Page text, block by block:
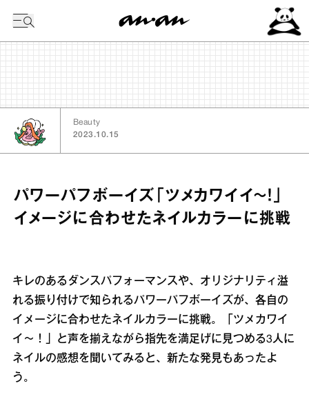
Beauty
2023.10.15
パワーパフボーイズ「ツメカワイイ～！」
イメージに合わせたネイルカラーに挑戦
キレのあるダンスパフォーマンスや、オリジナリティ溢
れる振り付けで知られるパワーパフボーイズが、各自の
イメージに合わせたネイルカラーに挑戦。「ツメカワイ
イ～！」と声を揃えながら指先を満足げに見つめる3人に
ネイルの感想を聞いてみると、新たな発見もあったよ
う。